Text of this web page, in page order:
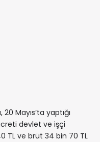
Mayıs’ta yaptığı
devlet ve işçi
TL ve brüt 34 bin 70 TL